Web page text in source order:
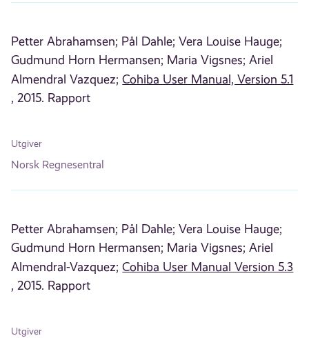
Petter Abrahamsen; Pål Dahle; Vera Louise Hauge;
Gudmund Horn Hermansen; Maria Vigsnes; Ariel
Almendral Vazquez; Cohiba User Manual, Version 5.1
, 2015. Rapport
Utgiver
Norsk Regnesentral
Petter Abrahamsen; Pål Dahle; Vera Louise Hauge;
Gudmund Horn Hermansen; Maria Vigsnes; Ariel
Almendral-Vazquez; Cohiba User Manual Version 5.3
, 2015. Rapport
Utgiver